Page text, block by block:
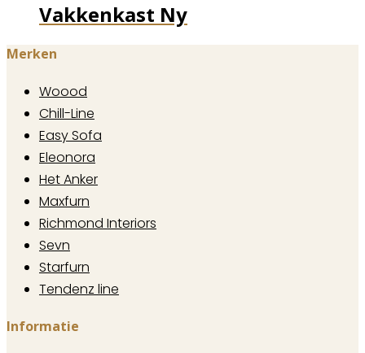
€769,00.€195,00.
Vakkenkast Ny
Merken
Woood
Chill-Line
Easy Sofa
Eleonora
Het Anker
Maxfurn
Richmond Interiors
Sevn
Starfurn
Tendenz line
Informatie